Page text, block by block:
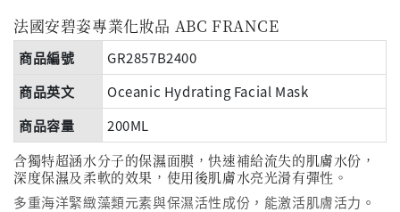
法國安碧姿專業化妝品 ABC FRANCE
商品編號
GR2857B2400
商品英文
Oceanic Hydrating Facial Mask
商品容量
200ML
含獨特超涵水分子的保濕面膜，快速補給流失的肌膚水份，
深度保濕及柔軟的效果，使用後肌膚水亮光滑有彈性。
多重海洋緊緻藻類元素與保濕活性成份，能激活肌膚活力。